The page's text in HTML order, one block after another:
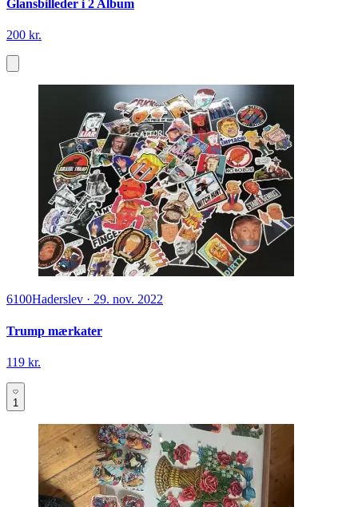
Glansbilleder i 2 Album
200 kr.
6100Haderslev · 29. nov. 2022
Trump mærkater
119 kr.
1